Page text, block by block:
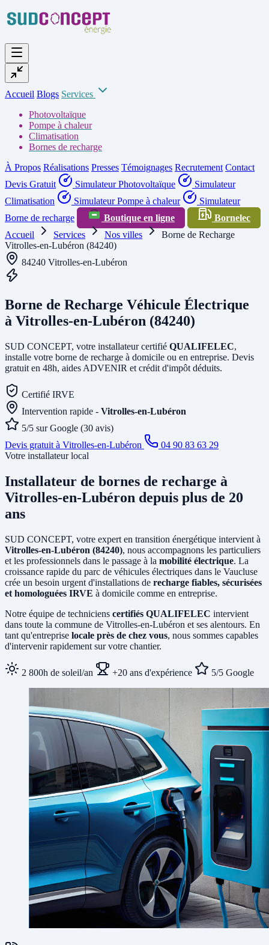
Accueil Blogs Services
Photovoltaïque
Pompe à chaleur
Climatisation
Bornes de recharge
À Propos Réalisations Presses Témoignages Recrutement Contact
Devis Gratuit
Simulateur Photovoltaïque
Simulateur
Climatisation
Simulateur Pompe à chaleur
Simulateur
Borne de recharge
Boutique en ligne
Bornelec
Accueil
Services Nos villes
Borne de Recharge
Vitrolles-en-Lubéron (84240)
84240 Vitrolles-en-Lubéron
Borne de Recharge Véhicule Électrique
à Vitrolles-en-Lubéron (84240)
SUD CONCEPT, votre installateur certifié QUALIFELEC,
installe votre borne de recharge à domicile ou en entreprise. Devis
gratuit en 48h, aides ADVENIR et crédit d'impôt déduits.
Certifié IRVE
Intervention rapide - Vitrolles-en-Lubéron
5/5 sur Google (30 avis)
Devis gratuit à Vitrolles-en-Lubéron
04 90 83 63 29
Votre installateur local
Installateur de bornes de recharge à
Vitrolles-en-Lubéron depuis plus de 20
ans
SUD CONCEPT, votre expert en transition énergétique intervient à
Vitrolles-en-Lubéron (84240), nous accompagnons les particuliers
et les professionnels dans le passage à la mobilité électrique. La
croissance rapide du parc de véhicules électriques dans le Vaucluse
crée un besoin urgent d'installations de recharge fiables, sécurisées
et homologuées IRVE à domicile comme en entreprise.
Notre équipe de techniciens certifiés QUALIFELEC intervient
dans toute la commune de Vitrolles-en-Lubéron et ses alentours. En
tant qu'entreprise locale près de chez vous, nous sommes capables
d'intervenir rapidement sur votre chantier.
2 800h de soleil/an +20 ans d'expérience 5/5 Google